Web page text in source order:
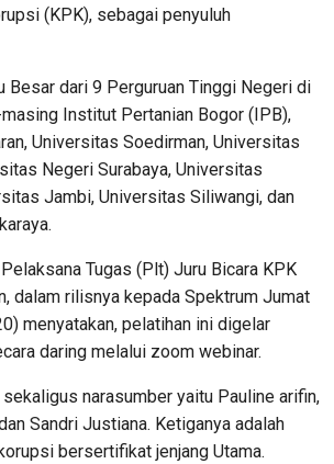
(KPK), sebagai penyuluh
Besar dari 9 Perguruan Tinggi Negeri di
Institut Pertanian Bogor (IPB),
Universitas Soedirman, Universitas
Negeri Surabaya, Universitas
Jambi, Universitas Siliwangi, dan
Tugas (Plt) Juru Bicara KPK
dalam rilisnya kepada Spektrum Jumat
menyatakan, pelatihan ini digelar
daring melalui zoom webinar.
narasumber yaitu Pauline arifin,
Sandri Justiana. Ketiganya adalah
bersertifikat jenjang Utama.